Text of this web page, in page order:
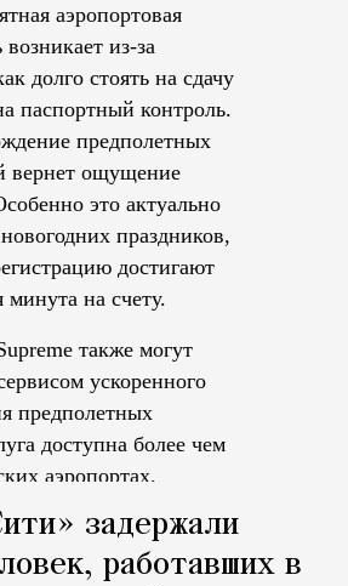
аэропортовая
возникает из-за
долго стоять на сдачу
паспортный контроль.
предполетных
вернет ощущение
это актуально
праздников,
достигают
на счету.
также могут
ускоренного
предполетных
доступна более чем
аэропортах.
задержали
работавших в